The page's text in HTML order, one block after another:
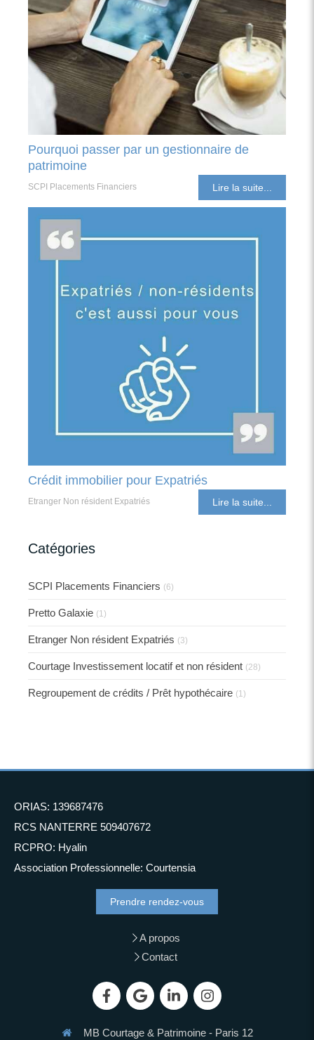
Pourquoi passer par un gestionnaire de
patrimoine
SCPI Placements Financiers Lire la suite...
Crédit immobilier pour Expatriés
Etranger Non résident Expatriés Lire la suite...
Catégories
SCPI Placements Financiers (6)
Pretto Galaxie (1)
Etranger Non résident Expatriés (3)
Courtage Investissement locatif et non résident (28)
Regroupement de crédits / Prêt hypothécaire (1)
ORIAS: 139687476
RCS NANTERRE 509407672
RCPRO: Hyalin
Association Professionnelle: Courtensia
Prendre rendez-vous
A propos
Contact
MB Courtage & Patrimoine - Paris 12